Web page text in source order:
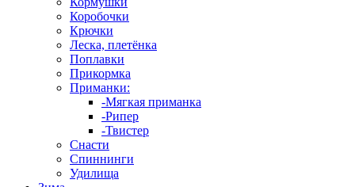
Коробочки
Крючки
Леска, плетёнка
Поплавки
Прикормка
Приманки:
-Мягкая приманка
-Рипер
-Твистер
Снасти
Спиннинги
Удилища